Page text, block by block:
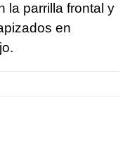
la parrilla frontal y
en